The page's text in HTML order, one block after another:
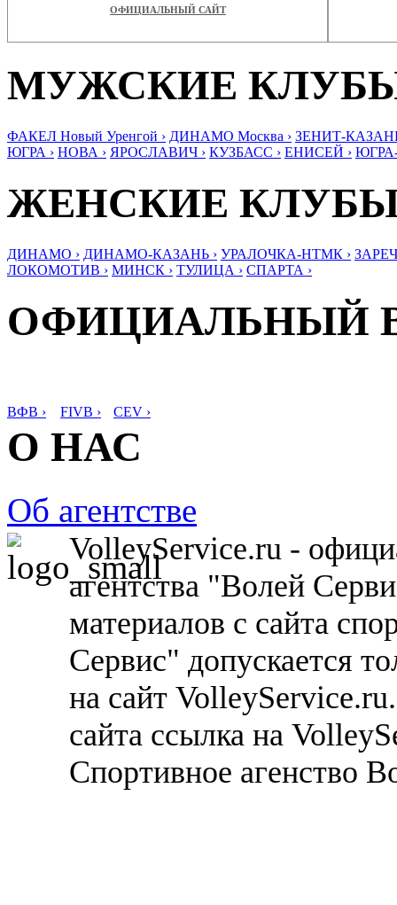
ОФИЦИАЛЬНЫЙ САЙТ
МУЖСКИЕ
ФАКЕЛ Новый Уренгой › ДИНАМО Москва › ЗЕНИТ-
ЮГРА › НОВА › ЯРОСЛАВИЧ › КУЗБАСС › ЕНИСЕЙ ›
ЖЕНСКИЕ
ДИНАМО › ДИНАМО-КАЗАНЬ › УРАЛОЧКА-НТМК ›
ЛОКОМОТИВ › МИНСК › ТУЛИЦА › СПАРТА ›
ОФИЦИАЛЬНЫЙ
ВФВ › FIVB › CEV ›
О НАС
Об агентстве
VolleyService.ru -
агентства "Волей
материалов с сайта
Сервис" допускается
на сайт
сайта ссылка на
Спортивное агенство